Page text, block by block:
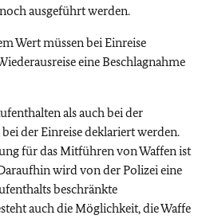
ausgeführt werden.
Wert müssen bei Einreise
eine Beschlagnahme
als auch bei der
bei der Einreise deklariert werden.
für das Mitführen von Waffen ist
wird von der Polizei eine
beschränkte
auch die Möglichkeit, die Waffe